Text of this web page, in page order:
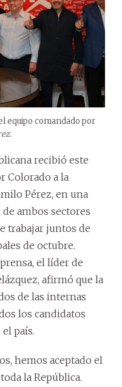
equipo comandado por
recibió este
Colorado a la
Pérez, en una
ambos sectores
trabajar juntos de
de octubre.
el líder de
afirmó que la
de las internas
los candidatos
país.
hemos aceptado el
la República.